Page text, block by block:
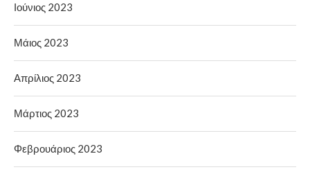
Ιούνιος 2023
Μάιος 2023
Απρίλιος 2023
Μάρτιος 2023
Φεβρουάριος 2023